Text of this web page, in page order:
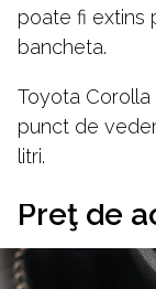
poate fi extins
bancheta.
Toyota
punct de
litri.
Preţ de